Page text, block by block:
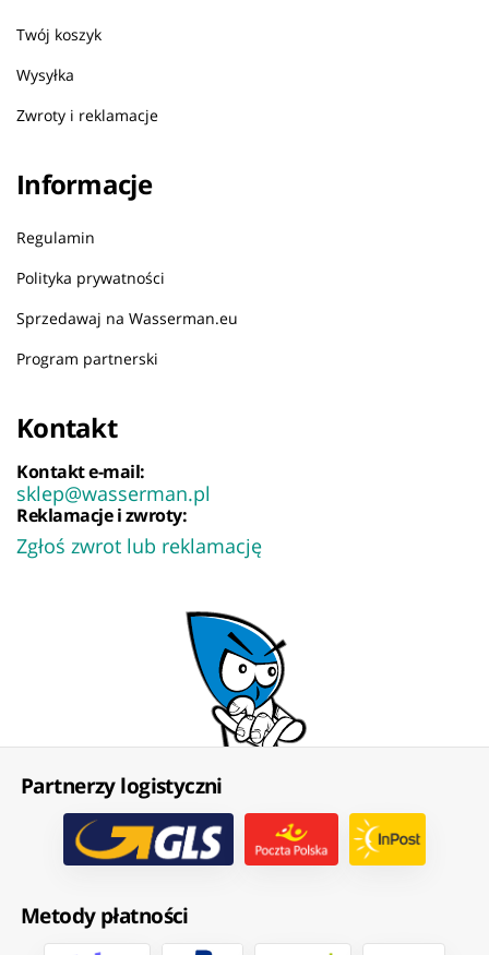
Twój koszyk
Wysyłka
Zwroty i reklamacje
Informacje
Regulamin
Polityka prywatności
Sprzedawaj na Wasserman.eu
Program partnerski
Kontakt
Kontakt e-mail:
sklep@wasserman.pl
Reklamacje i zwroty:
Zgłoś zwrot lub reklamację
Partnerzy logistyczni
Metody płatności